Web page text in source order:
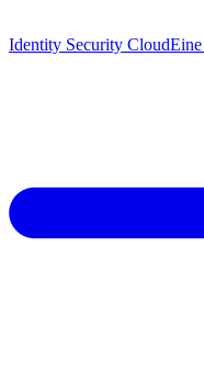
Identity Security Cloud